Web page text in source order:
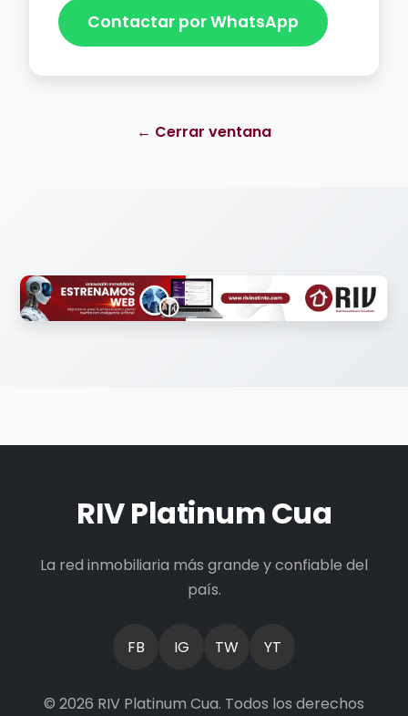
Contactar por WhatsApp
← Cerrar ventana
RIV Platinum Cua
La red inmobiliaria más grande y confiable del
país.
FB IG TW YT
© 2026 RIV Platinum Cua. Todos los derechos